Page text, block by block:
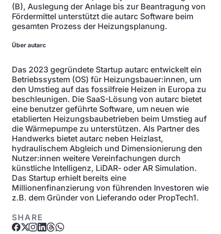
(B), Auslegung der Anlage bis zur Beantragung von
Fördermittel unterstützt die autarc Software beim
gesamten Prozess der Heizungsplanung.
Über autarc
Das 2023 gegründete Startup autarc entwickelt ein
Betriebssystem (OS) für Heizungsbauer:innen, um
den Umstieg auf das fossilfreie Heizen in Europa zu
beschleunigen. Die SaaS-Lösung von autarc bietet
eine benutzer geführte Software, um neuen wie
etablierten Heizungsbaubetrieben beim Umstieg auf
die Wärmepumpe zu unterstützen. Als Partner des
Handwerks bietet autarc neben Heizlast,
hydraulischem Abgleich und Dimensionierung den
Nutzer:innen weitere Vereinfachungen durch
künstliche Intelligenz, LiDAR- oder AR Simulation.
Das Startup erhielt bereits eine
Millionenfinanzierung von führenden Investoren wie
z.B. dem Gründer von Lieferando oder PropTech1.
SHARE